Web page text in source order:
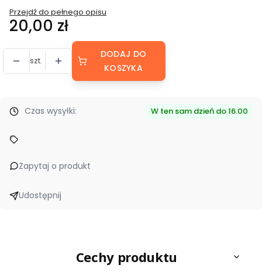
Przejdź do pełnego opisu
Cena
20,00 zł
szt.
DODAJ DO
KOSZYKA
Czas wysyłki: W ten sam dzień do 16.00
Zapytaj o produkt
Udostępnij
Cechy produktu